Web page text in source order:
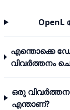
എന്തൊക്കെ
വിവർത്തനം
ഒരു വിവർത്തന
എന്താണ്?